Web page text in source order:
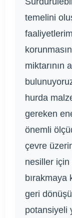
temelini
miktarının
hurda
gereken
önemli
çevre
nesiller
bırakmaya
geri
potansiyeli